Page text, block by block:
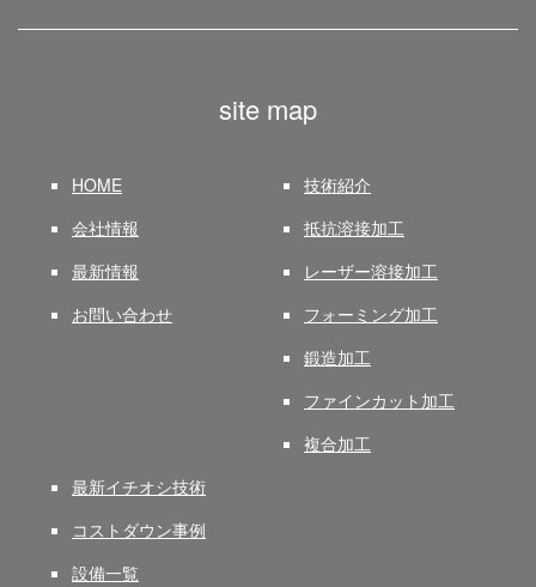
site map
HOME
会社情報
最新情報
お問い合わせ
技術紹介
抵抗溶接加工
レーザー溶接加工
フォーミング加工
鍛造加工
ファインカット加工
複合加工
最新イチオシ技術
コストダウン事例
設備一覧